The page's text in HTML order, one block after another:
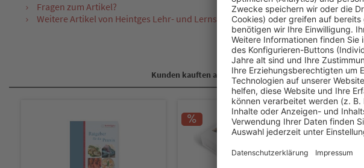
Fragen zum Artikel?
Weitere Artikel von Heintges Lehr- und Lernsystem GmbH
Kunden kauften auch